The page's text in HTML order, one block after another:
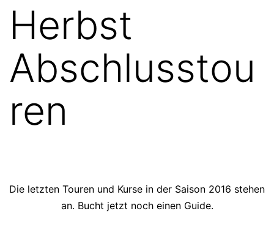
Herbst
Abschlusstou
ren
Die letzten Touren und Kurse in der Saison 2016 stehen
an. Bucht jetzt noch einen Guide.